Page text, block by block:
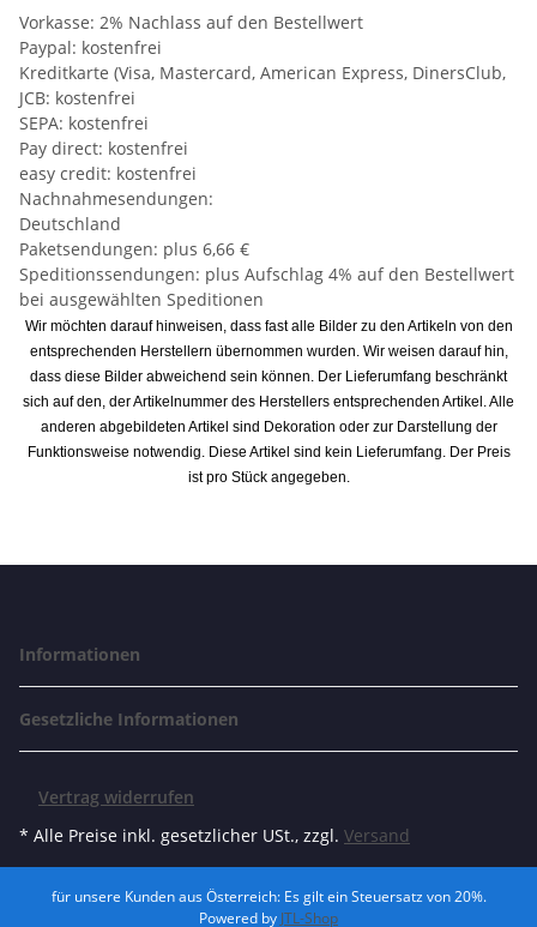
Vorkasse: 2% Nachlass auf den Bestellwert
Paypal: kostenfrei
Kreditkarte (Visa, Mastercard, American Express, DinersClub,
JCB: kostenfrei
SEPA: kostenfrei
Pay direct: kostenfrei
easy credit: kostenfrei
Nachnahmesendungen:
Deutschland
Paketsendungen: plus 6,66 €
Speditionssendungen: plus Aufschlag 4% auf den Bestellwert
bei ausgewählten Speditionen
Wir möchten darauf hinweisen, dass fast alle Bilder zu den Artikeln von den
entsprechenden Herstellern übernommen wurden. Wir weisen darauf hin,
dass diese Bilder abweichend sein können. Der Lieferumfang beschränkt
sich auf den, der Artikelnummer des Herstellers entsprechenden Artikel. Alle
anderen abgebildeten Artikel sind Dekoration oder zur Darstellung der
Funktionsweise notwendig. Diese Artikel sind kein Lieferumfang. Der Preis
ist pro Stück angegeben.
Informationen
Gesetzliche Informationen
Vertrag widerrufen
* Alle Preise inkl. gesetzlicher USt., zzgl. Versand
für unsere Kunden aus Österreich: Es gilt ein Steuersatz von 20%.
Powered by JTL-Shop